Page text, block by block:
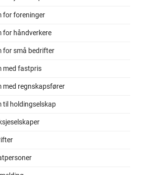
for foreninger
for håndverkere
for små bedrifter
med fastpris
med regnskapsfører
til holdingselskap